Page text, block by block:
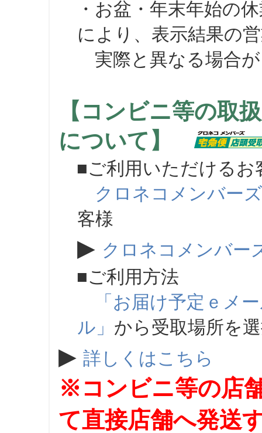
・お盆・年末年始の
により、表示結果の
実際と異なる場合が
【コンビニ等の取
について】
■ご利用いただけるお
クロネコメンバーズ
客様
▶ クロネコメンバー
■ご利用方法
「お届け予定ｅメ
ル」 から受取場所を
▶ 詳しくはこちら
※コンビニ等の店
て直接店舗へ発送